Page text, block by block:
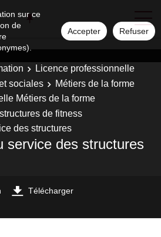
sur ce
de
Accepter Refuser
Licence professionnelle
sociales
Métiers de la forme
Métiers de la forme
de fitness
des structures
service des structures
Télécharger